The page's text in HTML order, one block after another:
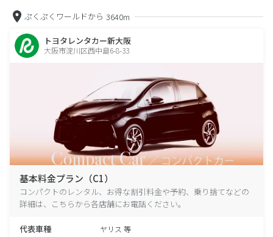
ぷくぷくワールドから 3640m
トヨタレンタカー新大阪
大阪市淀川区西中島6-8-33
基本料金プラン（C1）
コンパクトのレンタル、お得な割引料金や予約、乗り捨てなどの
詳細は、こちらから各店舗にお電話ください。
代表車種 ヤリス 等